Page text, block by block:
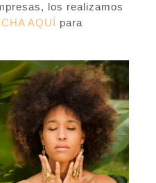
los realizamos
AQUÍ para